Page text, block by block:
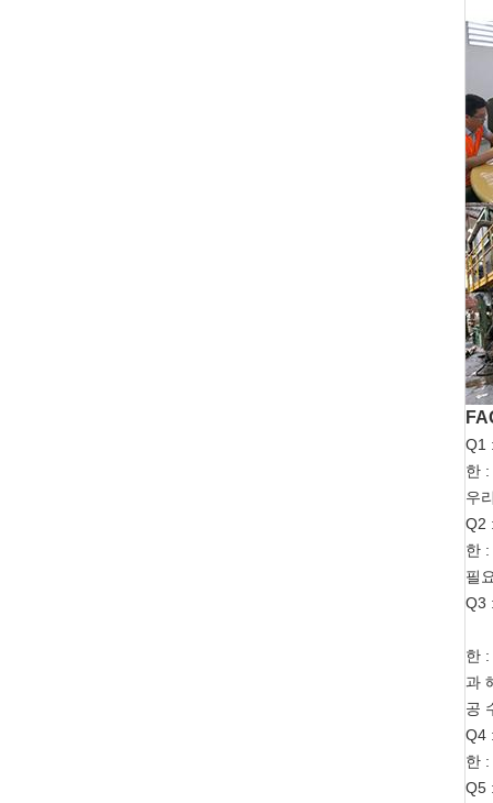
Q1
한
우
Q2
한
필
Q3
한
과
공
Q4
한
Q5